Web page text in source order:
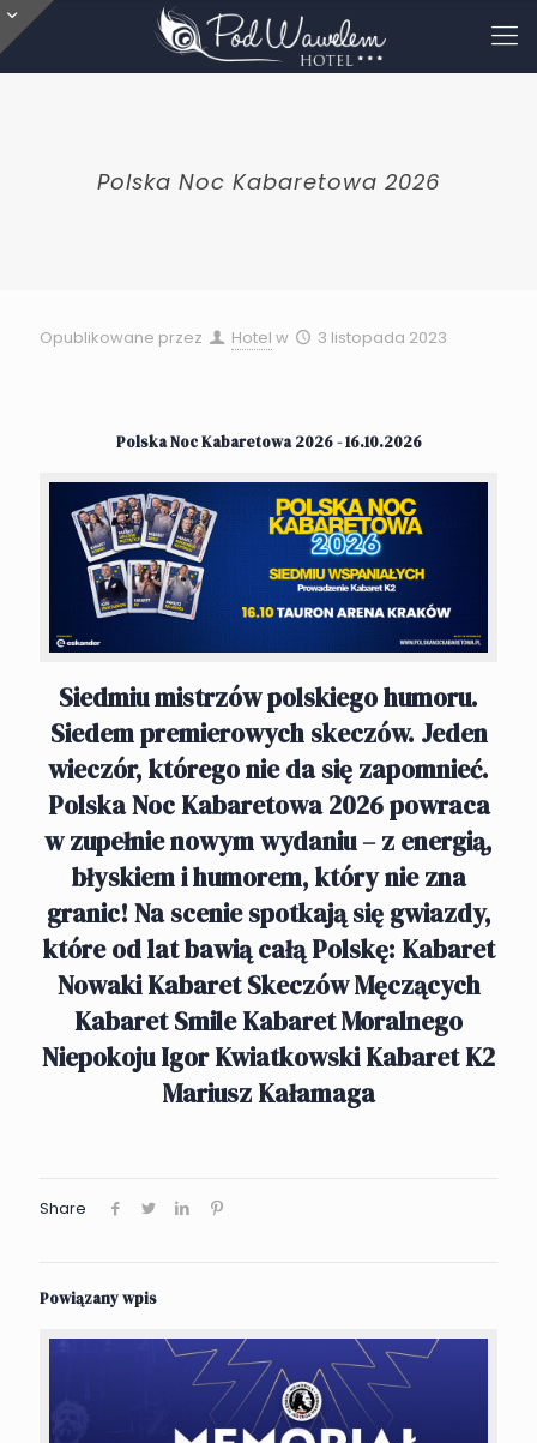
Polska Noc Kabaretowa 2026
Opublikowane przez Hotel w 3 listopada 2023
Polska Noc Kabaretowa 2026 - 16.10.2026
Siedmiu mistrzów polskiego humoru.
Siedem premierowych skeczów. Jeden
wieczór, którego nie da się zapomnieć.
Polska Noc Kabaretowa 2026 powraca
w zupełnie nowym wydaniu – z energią,
błyskiem i humorem, który nie zna
granic! Na scenie spotkają się gwiazdy,
które od lat bawią całą Polskę: Kabaret
Nowaki Kabaret Skeczów Męczących
Kabaret Smile Kabaret Moralnego
Niepokoju Igor Kwiatkowski Kabaret K2
Mariusz Kałamaga
Share
Powiązany wpis